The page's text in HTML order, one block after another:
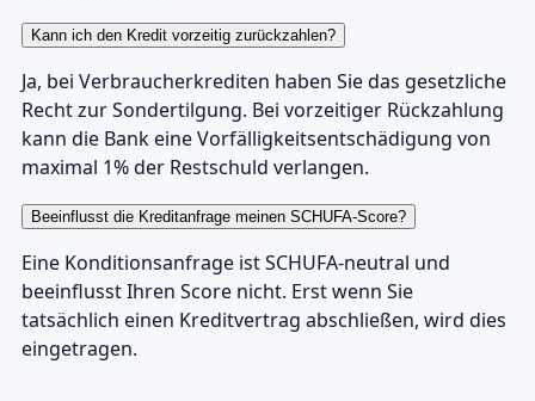
Kann ich den Kredit vorzeitig zurückzahlen?
Ja, bei Verbraucherkrediten haben Sie das gesetzliche
Recht zur Sondertilgung. Bei vorzeitiger Rückzahlung
kann die Bank eine Vorfälligkeitsentschädigung von
maximal 1% der Restschuld verlangen.
Beeinflusst die Kreditanfrage meinen SCHUFA-Score?
Eine Konditionsanfrage ist SCHUFA-neutral und
beeinflusst Ihren Score nicht. Erst wenn Sie
tatsächlich einen Kreditvertrag abschließen, wird dies
eingetragen.